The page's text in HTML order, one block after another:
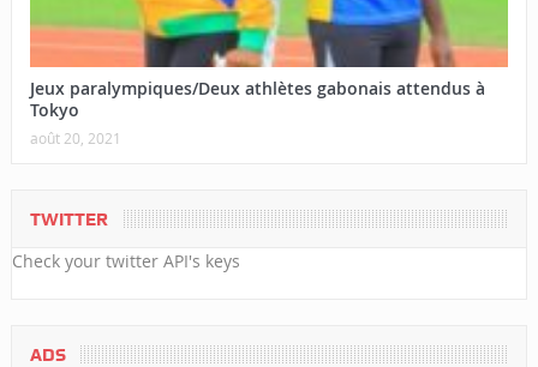
Jeux paralympiques/Deux athlètes gabonais attendus à
Tokyo
août 20, 2021
TWITTER
Check your twitter API's keys
ADS